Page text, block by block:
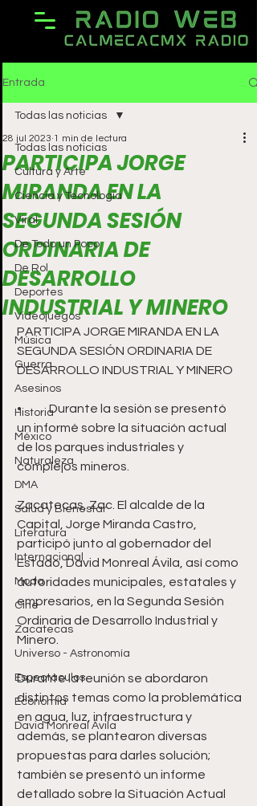
Entrada
Todas las noticias
Cultura y Arte
Ciencia y Tecnología
Viral
De Todo un Poco
De Rol
Deportes
Videojuegos
Música
Guerra
Asesinos
Historia
México
Naturaleza
DMA
Salud y Bienestar
Literatura
Internacional
Moda
Cine
Zacatecas
Universo - Astronomía
Espectáculos
Economía
David Monreal Ávila
Todas las noticias
PARTICIPA JORGE
MIRANDA EN LA
SEGUNDA SESIÓN
ORDINARIA DE
DESARROLLO
INDUSTRIAL Y MINERO
28 jul 2023 1 min de lectura
PARTICIPA JORGE MIRANDA EN LA
SEGUNDA SESIÓN ORDINARIA DE
DESARROLLO INDUSTRIAL Y MINERO
•	Durante la sesión se presentó
un informé sobre la situación actual
de los parques industriales y
complejos mineros.
Zacatecas, Zac. El alcalde de la
Capital, Jorge Miranda Castro,
participó junto al gobernador del
Estado, David Monreal Ávila, así como
autoridades municipales, estatales y
empresarios, en la Segunda Sesión
Ordinaria de Desarrollo Industrial y
Minero.
Durante la reunión se abordaron
distintos temas como la problemática
en agua, luz, infraestructura y
además, se plantearon diversas
propuestas para darles solución;
también se presentó un informe
detallado sobre la Situación Actual